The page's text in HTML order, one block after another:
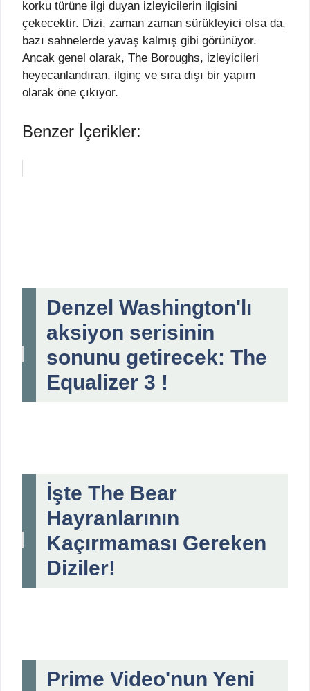
korku türüne ilgi duyan izleyicilerin ilgisini
çekecektir. Dizi, zaman zaman sürükleyici olsa da,
bazı sahnelerde yavaş kalmış gibi görünüyor.
Ancak genel olarak, The Boroughs, izleyicileri
heyecanlandıran, ilginç ve sıra dışı bir yapım
olarak öne çıkıyor.
Benzer İçerikler:
Denzel Washington'lı
aksiyon serisinin
sonunu getirecek: The
Equalizer 3 !
İşte The Bear
Hayranlarının
Kaçırmaması Gereken
Diziler!
Prime Video'nun Yeni